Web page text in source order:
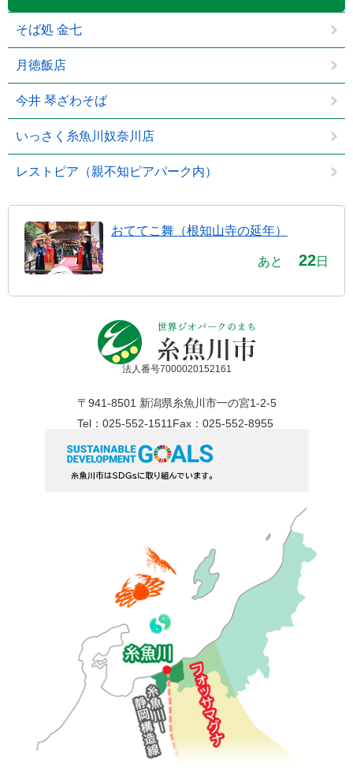
そば処 金七
月徳飯店
今井 琴ざわそば
いっさく糸魚川奴奈川店
レストピア（親不知ピアパーク内）
おててこ舞（根知山寺の延年）
あと 22日
法人番号7000020152161
〒941-8501 新潟県糸魚川市一の宮1-2-5
Tel：025-552-1511 Fax：025-552-8955